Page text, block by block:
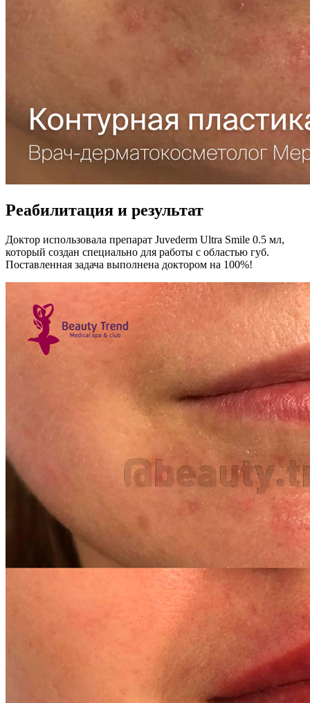
Реабилитация и результат
Доктор использовала препарат Juvederm Ultra Smile 0.5 мл,
который создан специально для работы с областью губ.
Поставленная задача выполнена доктором на 100%!